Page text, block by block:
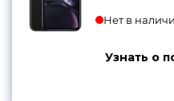
Нет в
Узнать о